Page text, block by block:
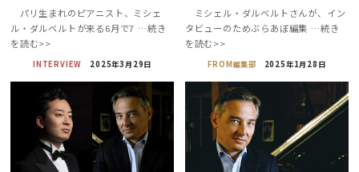
パリ生まれのピアニスト、ミシェ
ル・ダルベルトが来る6月で7 …続き
を読む>>
INTERVIEW 2025年3月29日
ミシェル・ダルベルトさんが、イン
タビューのためぶらあぼ編集 …続き
を読む>>
FROM編集部 2025年1月28日